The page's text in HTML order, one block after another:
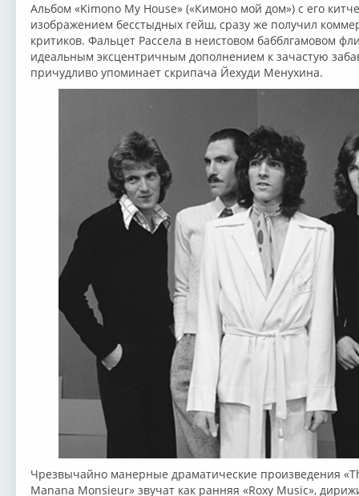
Альбом «Kimono Му House» («Кимоно мой дом») с его
изображением бесстыдных гейш, сразу же получил
критиков. Фальцет Рассела в неистовом бабблгамовом
идеальным эксцентричным дополнением к зачастую
причудливо упоминает скрипача Йехуди Менухина.
Чрезвычайно манерные драматические произведения
Manana Monsieur» звучат как ранняя «Roxy Music»,